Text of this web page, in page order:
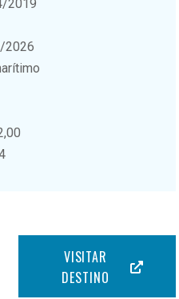
2019
2026
VISITAR
DESTINO